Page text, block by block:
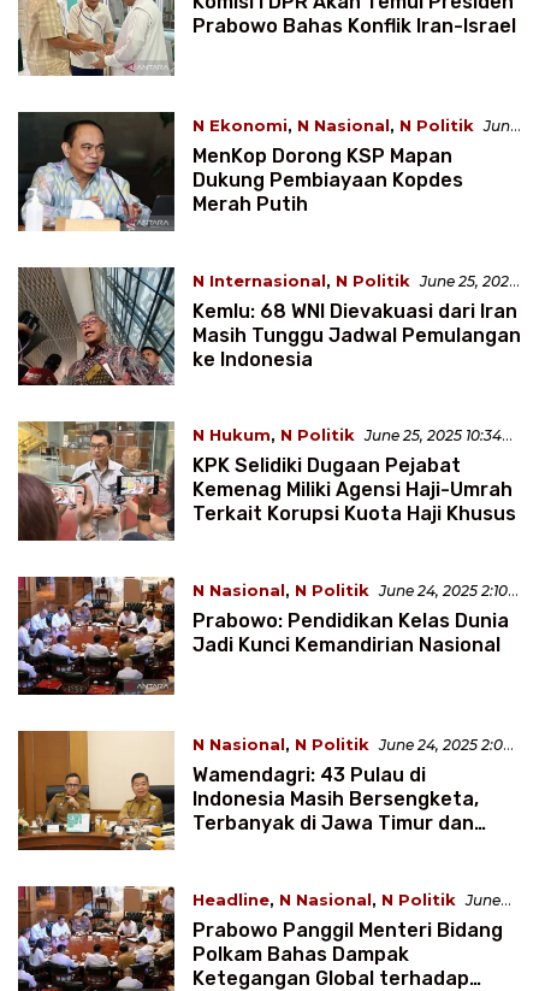
Prabowo Bahas Konflik Iran-Israel
N Ekonomi, N Nasional, N Politik June
26, 2025 3:55 WIB
MenKop Dorong KSP Mapan
Dukung Pembiayaan Kopdes
Merah Putih
N Internasional, N Politik June 25, 2025
10:46 WIB
Kemlu: 68 WNI Dievakuasi dari Iran
Masih Tunggu Jadwal Pemulangan
ke Indonesia
N Hukum, N Politik June 25, 2025 10:34
WIB
KPK Selidiki Dugaan Pejabat
Kemenag Miliki Agensi Haji-Umrah
Terkait Korupsi Kuota Haji Khusus
N Nasional, N Politik June 24, 2025 2:10
WIB
Prabowo: Pendidikan Kelas Dunia
Jadi Kunci Kemandirian Nasional
N Nasional, N Politik June 24, 2025 2:05
WIB
Wamendagri: 43 Pulau di
Indonesia Masih Bersengketa,
Terbanyak di Jawa Timur dan
Headline, N Nasional, N Politik June
24, 2025 2:03 WIB
Prabowo Panggil Menteri Bidang
Polkam Bahas Dampak
Ketegangan Global terhadap